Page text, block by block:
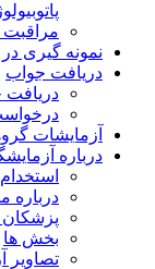
مراقبت
نمونه گیری
دریافت جواب
آزمایشات
درباره
استخدام
درباره
پزشکان
بخش ها
تصاویر